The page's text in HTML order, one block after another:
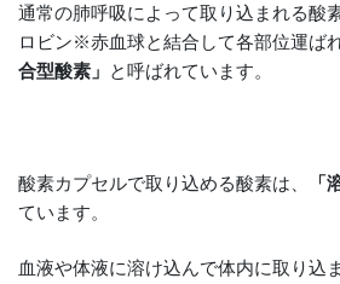
通常の肺呼吸によって取り込まれる酸
ロビン※赤血球と結合して各部位運ば
合型酸素」 と呼ばれています。
酸素カプセルで取り込める酸素は、 「
ています。
血液や体液に溶け込んで体内に取り込